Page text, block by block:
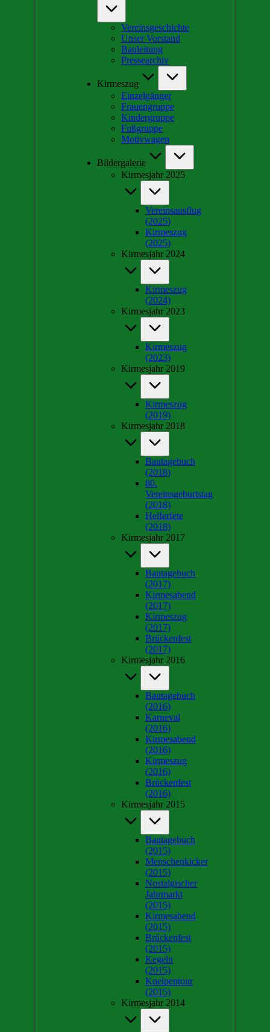
Vereinsgeschichte
Unser Vorstand
Bauleitung
Pressearchiv
Kirmeszug
Einzelgänger
Frauengruppe
Kindergruppe
Fußgruppe
Motivwagen
Bildergalerie
Kirmesjahr 2025
Vereinsausflug
(2025)
Kirmeszug
(2025)
Kirmesjahr 2024
Kirmeszug
(2024)
Kirmesjahr 2023
Kirmeszug
(2023)
Kirmesjahr 2019
Kirmeszug
(2019)
Kirmesjahr 2018
Bautagebuch
(2018)
80.
Vereinsgeburtstag
(2018)
Helferfete
(2018)
Kirmesjahr 2017
Bautagebuch
(2017)
Kirmesabend
(2017)
Kirmeszug
(2017)
Brückenfest
(2017)
Kirmesjahr 2016
Bautagebuch
(2016)
Karneval
(2016)
Kirmesabend
(2016)
Kirmeszug
(2016)
Brückenfest
(2016)
Kirmesjahr 2015
Bautagebuch
(2015)
Menschenkicker
(2015)
Nostalgischer
Jahrmarkt
(2015)
Kirmesabend
(2015)
Brückenfest
(2015)
Kegeln
(2015)
Kneipentour
(2015)
Kirmesjahr 2014